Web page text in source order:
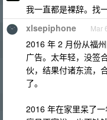
我一直都是裸辞。找
xlsepiphone Mar
2016 年 2 月份从福
广告。太年轻，没签
伙，结果付诸东流，
了。
2016 年在家里呆了